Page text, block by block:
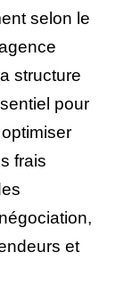
selon le
structure
pour
frais
et